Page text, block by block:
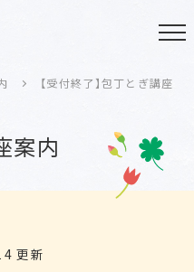
【受付終了】包丁とぎ講座
案内
更新